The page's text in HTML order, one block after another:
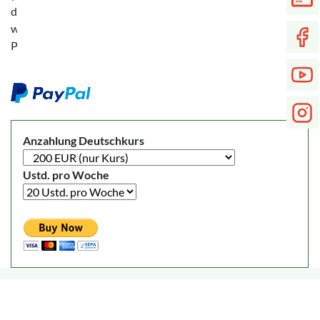
deposit
with
PayPal:
Anzahlung Deutschkurs
Ustd. pro Woche